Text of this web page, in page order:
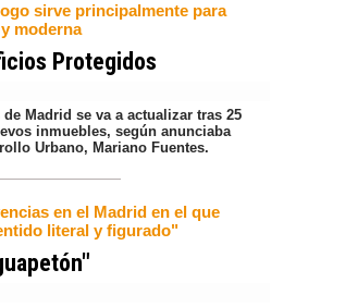
sirve principalmente para
moderna
Protegidos
Madrid se va a actualizar tras 25
inmuebles, según anunciaba
Urbano, Mariano Fuentes.
en el Madrid en el que
literal y figurado"